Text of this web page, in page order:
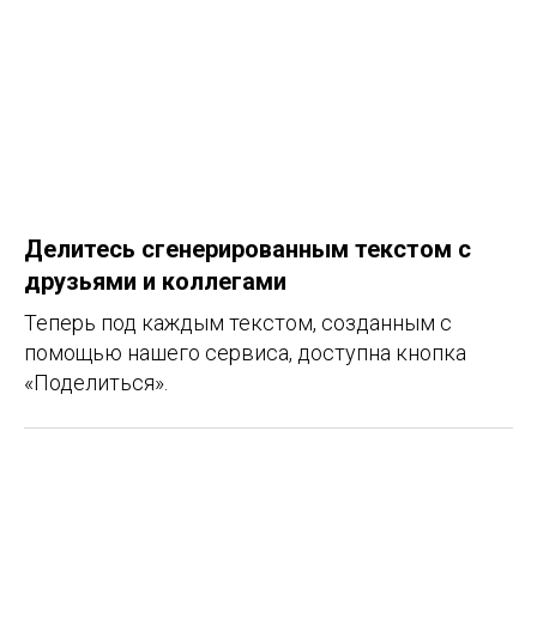
Делитесь сгенерированным текстом с
друзьями и коллегами
Теперь под каждым текстом, созданным с
помощью нашего сервиса, доступна кнопка
«Поделиться».